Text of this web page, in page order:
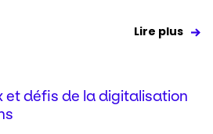
Lire plus
et défis de la digitalisation